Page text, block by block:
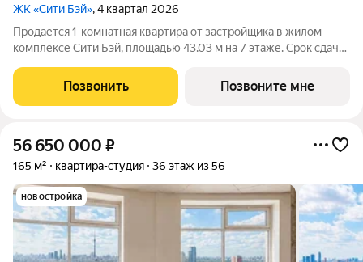
ЖК «Сити Бэй», 4 квартал 2026
Продается 1-комнатная квартира от застройщика в жилом
комплексе Сити Бэй, площадью 43.03 м на 7 этаже. Срок сдачи
настоящий город в городе с отлично развитой
инфраструктурой и собственной
Позвонить Позвоните мне
56 650 000 ₽
165 м² квартира-студия 36 этаж из 56
новостройка